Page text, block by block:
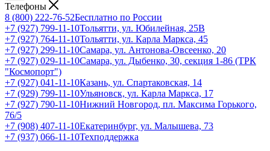
Телефоны
8 (800) 222-76-52Бесплатно по России
+7 (927) 799-11-10Тольятти, ул. Юбилейная, 25В
+7 (927) 764-11-10Тольятти, ул. Карла Маркса, 45
+7 (927) 299-11-10Самара, ул. Антонова-Овсеенко, 20
+7 (927) 029-11-10Самара, ул. Дыбенко, 30, секция 1-86 (ТРК
"Космопорт")
+7 (927) 041-11-10Казань, ул. Спартаковская, 14
+7 (929) 799-11-10Ульяновск, ул. Карла Маркса, 17
+7 (927) 790-11-10Нижний Новгород, пл. Максима Горького,
76/5
+7 (908) 407-11-10Екатеринбург, ул. Малышева, 73
+7 (937) 066-11-10Техподдержка